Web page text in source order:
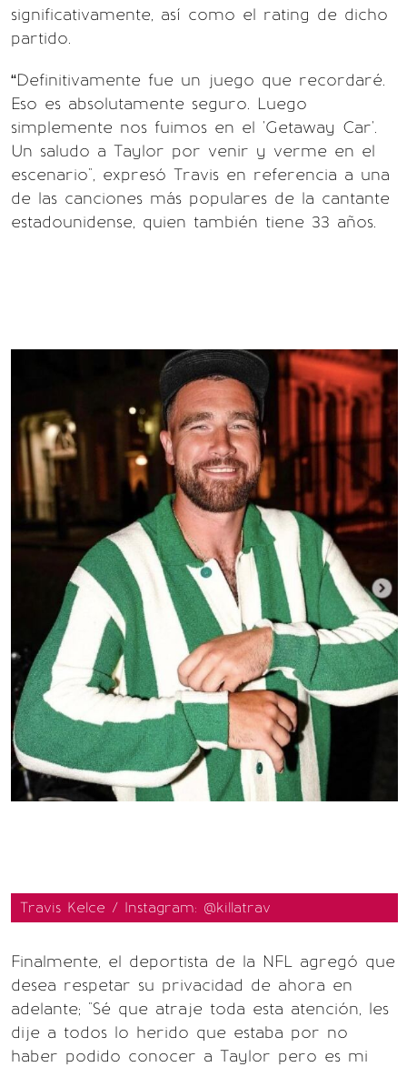
significativamente, así como el rating de dicho
partido.
“Definitivamente fue un juego que recordaré.
Eso es absolutamente seguro. Luego
simplemente nos fuimos en el 'Getaway Car'.
Un saludo a Taylor por venir y verme en el
escenario", expresó Travis en referencia a una
de las canciones más populares de la cantante
estadounidense, quien también tiene 33 años.
Travis Kelce / Instagram: @killatrav
Finalmente, el deportista de la NFL agregó que
desea respetar su privacidad de ahora en
adelante; "Sé que atraje toda esta atención, les
dije a todos lo herido que estaba por no
haber podido conocer a Taylor pero es mi